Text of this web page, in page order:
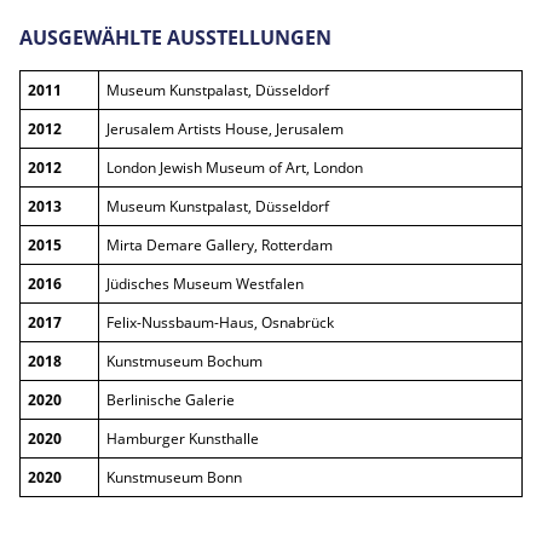
AUSGEWÄHLTE AUSSTELLUNGEN
2011
Museum Kunstpalast, Düsseldorf
2012
Jerusalem Artists House, Jerusalem
2012
London Jewish Museum of Art, London
2013
Museum Kunstpalast, Düsseldorf
2015
Mirta Demare Gallery, Rotterdam
2016
Jüdisches Museum Westfalen
2017
Felix-Nussbaum-Haus, Osnabrück
2018
Kunstmuseum Bochum
2020
Berlinische Galerie
2020
Hamburger Kunsthalle
2020
Kunstmuseum Bonn